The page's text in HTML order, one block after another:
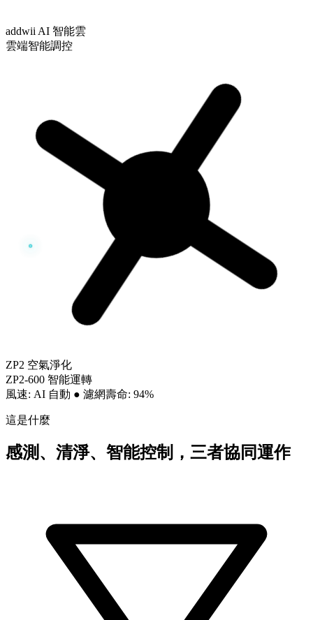
addwii AI 智能雲
雲端智能調控
ZP2 空氣淨化
ZP2-600 智能運轉
風速: AI 自動 ● 濾網壽命: 94%
這是什麼
感測、清淨、智能控制，三者協同運作